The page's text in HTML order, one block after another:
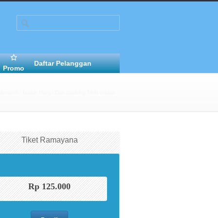
Promo
Daftar Pelanggan
Tiket Ramayana
Rp 125.000